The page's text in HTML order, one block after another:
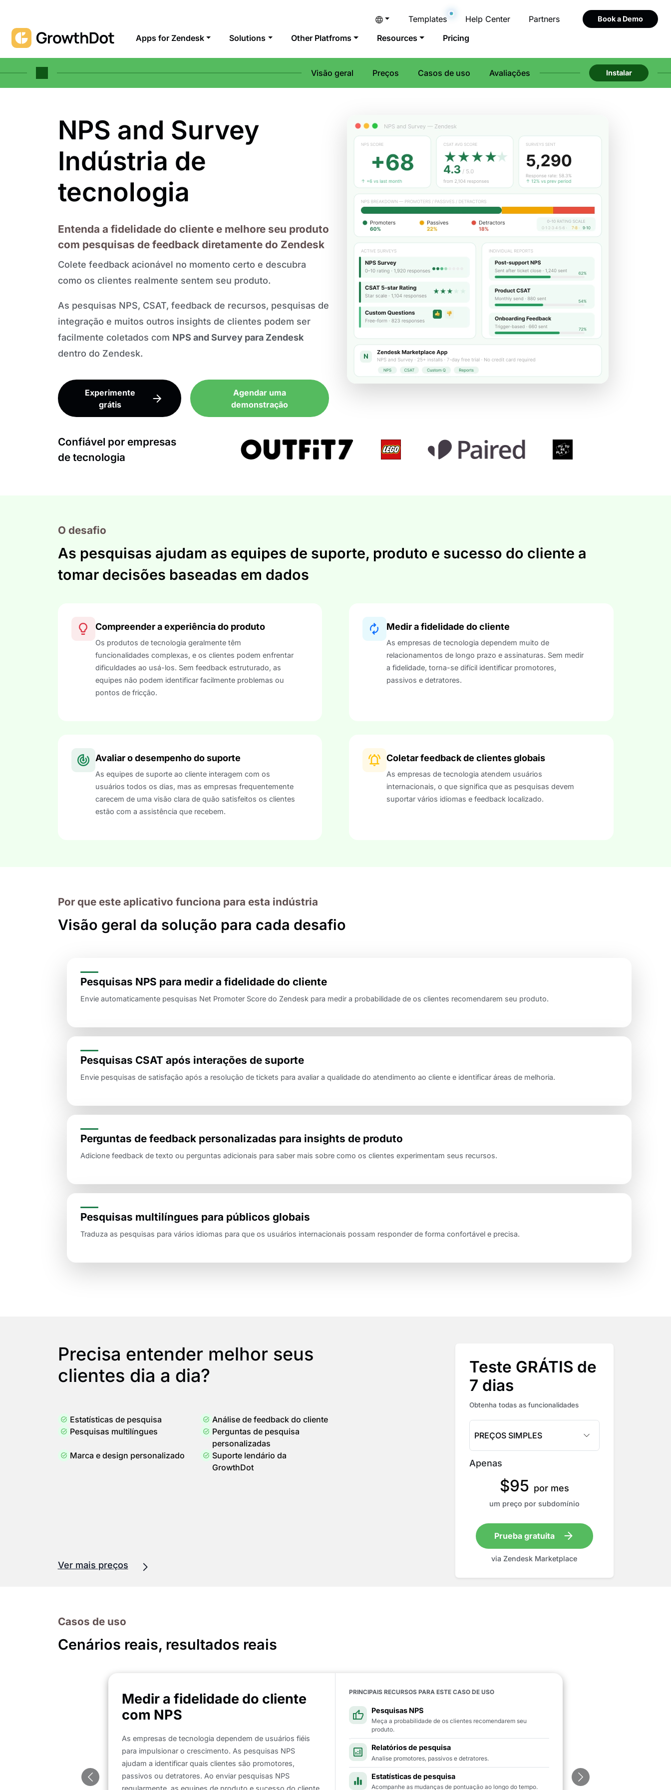
Templates Help Center Partners Book a Demo
Apps for Zendesk Solutions Other Platfroms Resources Pricing
Visão geral Preços Casos de uso Avaliações Instalar
NPS and Survey
Indústria de
tecnologia
Entenda a fidelidade do cliente e melhore seu produto
com pesquisas de feedback diretamente do Zendesk
Colete feedback acionável no momento certo e descubra
como os clientes realmente sentem seu produto.
As pesquisas NPS, CSAT, feedback de recursos, pesquisas de
integração e muitos outros insights de clientes podem ser
facilmente coletados com NPS and Survey para Zendesk
dentro do Zendesk.
Experimente
grátis
Agendar uma
demonstração
Confiável por empresas
de tecnologia
O desafio
As pesquisas ajudam as equipes de suporte, produto e sucesso do cliente a
tomar decisões baseadas em dados
Compreender a experiência do produto
Os produtos de tecnologia geralmente têm
funcionalidades complexas, e os clientes podem enfrentar
dificuldades ao usá-los. Sem feedback estruturado, as
equipes não podem identificar facilmente problemas ou
pontos de fricção.
Medir a fidelidade do cliente
As empresas de tecnologia dependem muito de
relacionamentos de longo prazo e assinaturas. Sem medir
a fidelidade, torna-se difícil identificar promotores,
passivos e detratores.
Avaliar o desempenho do suporte
As equipes de suporte ao cliente interagem com os
usuários todos os dias, mas as empresas frequentemente
carecem de uma visão clara de quão satisfeitos os clientes
estão com a assistência que recebem.
Coletar feedback de clientes globais
As empresas de tecnologia atendem usuários
internacionais, o que significa que as pesquisas devem
suportar vários idiomas e feedback localizado.
Por que este aplicativo funciona para esta indústria
Visão geral da solução para cada desafio
Pesquisas NPS para medir a fidelidade do cliente
Envie automaticamente pesquisas Net Promoter Score do Zendesk para medir a probabilidade de os clientes recomendarem seu produto.
Pesquisas CSAT após interações de suporte
Envie pesquisas de satisfação após a resolução de tickets para avaliar a qualidade do atendimento ao cliente e identificar áreas de melhoria.
Perguntas de feedback personalizadas para insights de produto
Adicione feedback de texto ou perguntas adicionais para saber mais sobre como os clientes experimentam seus recursos.
Pesquisas multilíngues para públicos globais
Traduza as pesquisas para vários idiomas para que os usuários internacionais possam responder de forma confortável e precisa.
Precisa entender melhor seus
clientes dia a dia?
Estatísticas de pesquisa
Análise de feedback do cliente
Pesquisas multilíngues
Perguntas de pesquisa
personalizadas
Marca e design personalizado
Suporte lendário da
GrowthDot
Ver mais preços
Teste GRÁTIS de
7 dias
Obtenha todas as funcionalidades
PREÇOS SIMPLES
Apenas
$95 por mes
um preço por subdomínio
Prueba gratuita
via Zendesk Marketplace
Casos de uso
Cenários reais, resultados reais
Medir a fidelidade do cliente
com NPS
As empresas de tecnologia dependem de usuários fiéis
para impulsionar o crescimento. As pesquisas NPS
ajudam a identificar quais clientes são promotores,
passivos ou detratores. Ao enviar pesquisas NPS
regularmente, as equipes de produto e sucesso do cliente
PRINCIPAIS RECURSOS PARA ESTE CASO DE USO
Pesquisas NPS
Meça a probabilidade de os clientes recomendarem seu
produto.
Relatórios de pesquisa
Analise promotores, passivos e detratores.
Estatísticas de pesquisa
Acompanhe as mudanças de pontuação ao longo do tempo.
Anterior Próximo